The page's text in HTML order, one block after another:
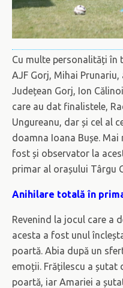
Cu multe personalități în
AJF Gorj, Mihai
Județean Gorj, Ion
care au dat finalistele,
Ungureanu, dar și cel al
doamna Ioana Bușe.
fost și observator la
primar al orașului Târgu
Anihilare totală în
Revenind la jocul care a
acesta a fost unul
poartă. Abia după un
emoții. Frățilescu a șutat
poartă, iar Amariei a